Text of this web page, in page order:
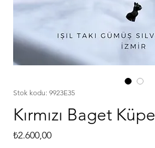
Stok kodu: 9923E35
Kırmızı Baget Küpe
₺2.600,00Fiyat